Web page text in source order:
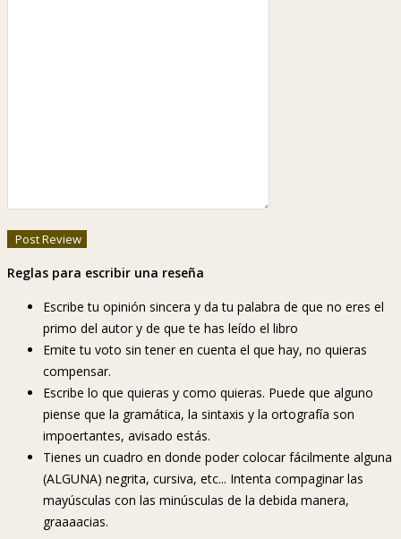
Reglas para escribir una reseña
Escribe tu opinión sincera y da tu palabra de que no eres el
primo del autor y de que te has leído el libro
Emite tu voto sin tener en cuenta el que hay, no quieras
compensar.
Escribe lo que quieras y como quieras. Puede que alguno
piense que la gramática, la sintaxis y la ortografía son
impoertantes, avisado estás.
Tienes un cuadro en donde poder colocar fácilmente alguna
(ALGUNA) negrita, cursiva, etc... Intenta compaginar las
mayúsculas con las minúsculas de la debida manera,
graaaacias.